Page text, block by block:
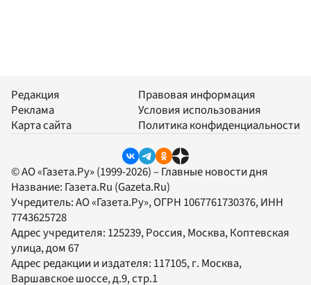
Редакция
Реклама
Карта сайта
Правовая информация
Условия использования
Политика конфиденциальности
© АО «Газета.Ру» (1999-2026) – Главные новости дня
Название: Газета.Ru (Gazeta.Ru)
Учредитель:АО «Газета.Ру», ОГРН 1067761730376, ИНН
7743625728
Адрес учредителя: 125239, Россия, Москва, Коптевская
улица, дом 67
Адрес редакции и издателя: 117105, г. Москва,
Варшавское шоссе, д.9, стр.1